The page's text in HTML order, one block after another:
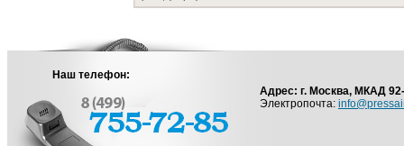
Наш телефон:
Адрес: г. Москва, МКАД
Электропочта: